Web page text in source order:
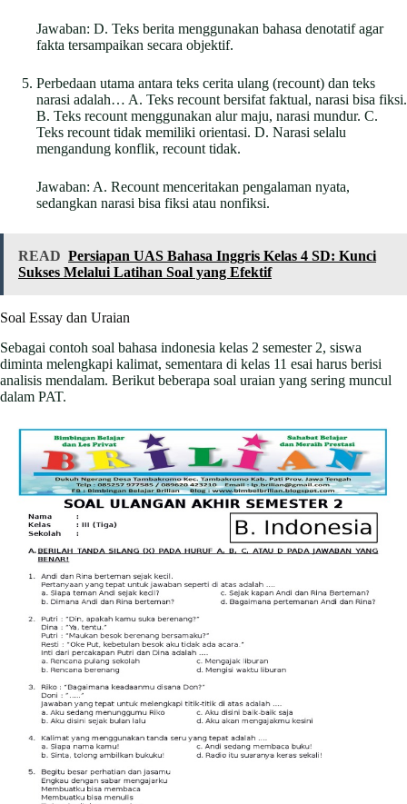
Jawaban: D. Teks berita menggunakan bahasa denotatif agar
fakta tersampaikan secara objektif.
Perbedaan utama antara teks cerita ulang (recount) dan teks
narasi adalah… A. Teks recount bersifat faktual, narasi bisa fiksi.
B. Teks recount menggunakan alur maju, narasi mundur. C.
Teks recount tidak memiliki orientasi. D. Narasi selalu
mengandung konflik, recount tidak.
Jawaban: A. Recount menceritakan pengalaman nyata,
sedangkan narasi bisa fiksi atau nonfiksi.
READ Persiapan UAS Bahasa Inggris Kelas 4 SD: Kunci
Sukses Melalui Latihan Soal yang Efektif
Soal Essay dan Uraian
Sebagai contoh soal bahasa indonesia kelas 2 semester 2, siswa
diminta melengkapi kalimat, sementara di kelas 11 esai harus berisi
analisis mendalam. Berikut beberapa soal uraian yang sering muncul
dalam PAT.